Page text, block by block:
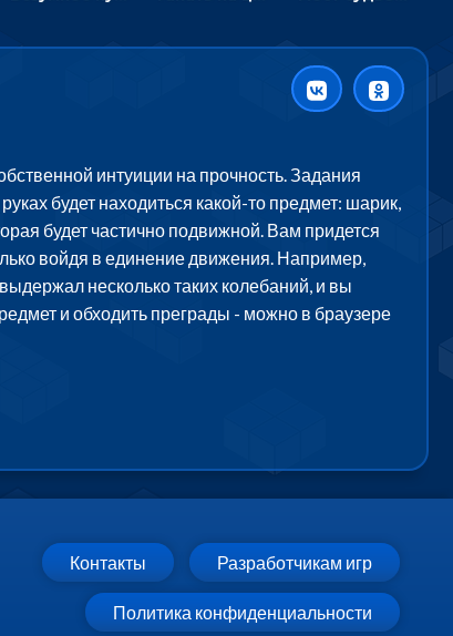
интуиции на прочность. Задания
будет находиться какой-то предмет: шарик,
будет частично подвижной. Вам придется
войдя в единение движения. Например,
несколько таких колебаний, и вы
и обходить преграды - можно в браузере
Контакты Разработчикам игр
Политика конфиденциальности